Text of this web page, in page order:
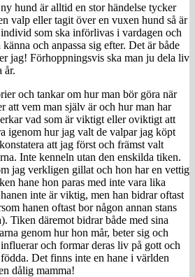
hund är alltid en stor händelse tycker
valp eller tagit över en vuxen hund så är
som ska införlivas i vardagen och
och anpassa sig efter. Det är både
jag! Förhoppningsvis ska man ju dela liv
år.
och tankar om hur man bör göra när
att vem man själv är och hur man har
vad som är viktigt eller oviktigt att
igenom hur jag valt de valpar jag köpt
att jag först och främst valt
Inte kenneln utan den enskilda tiken.
jag verkligen gillat och hon har en vettig
hane hon paras med inte vara lika
inte är viktig, men han bidrar oftast
hanen oftast bor någon annan stans
Tiken däremot bidrar både med sina
genom hur hon mår, beter sig och
och formar deras liv på gott och
Det finns inte en hane i världen
dålig mamma!